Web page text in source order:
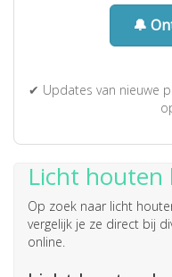
🔔
✔ Updates van nieuwe
Licht
Op zoek naar licht
vergelijk je ze direct bij
online.